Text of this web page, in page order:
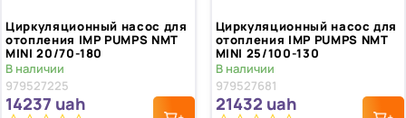
Циркуляционный насос для
отопления IMP PUMPS NMT
MINI 20/70-180
В наличии
979527225
14237 uah
Циркуляционный насос для
отопления IMP PUMPS NMT
MINI 25/100-130
В наличии
979527681
21432 uah